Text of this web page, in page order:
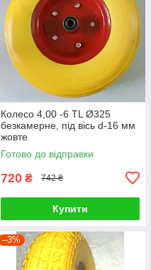
Колесо 4,00 -6 TL Ø325
безкамерне, під вісь d-16 мм
жовте
Готово до відправки
720 ₴ 742 ₴
Купити
–3%